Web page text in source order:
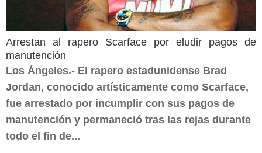
Arrestan al rapero Scarface por eludir pagos de
manutención
Los Ángeles.- El rapero estadunidense Brad
Jordan, conocido artísticamente como Scarface,
fue arrestado por incumplir con sus pagos de
manutención y permaneció tras las rejas durante
todo el fin de...